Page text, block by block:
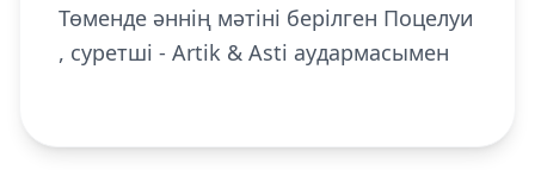
Төменде әннің мәтіні берілген Поцелуи
, суретші - Artik & Asti аудармасымен